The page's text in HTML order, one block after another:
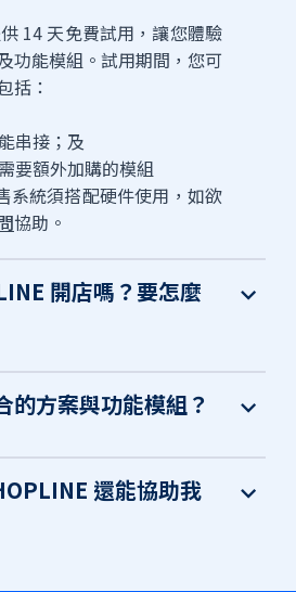
14 天免費試用，讓您體驗
功能模組。試用期間，您可
括：
串接；及
要額外加購的模組
系統須搭配硬件使用，如欲
協助。
開店嗎？要怎麼
的方案與功能模組？
還能協助我